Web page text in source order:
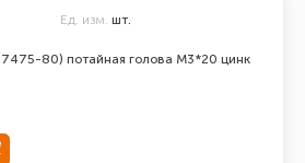
80) потайная голова М3*20 цинк
Ед. изм. шт.